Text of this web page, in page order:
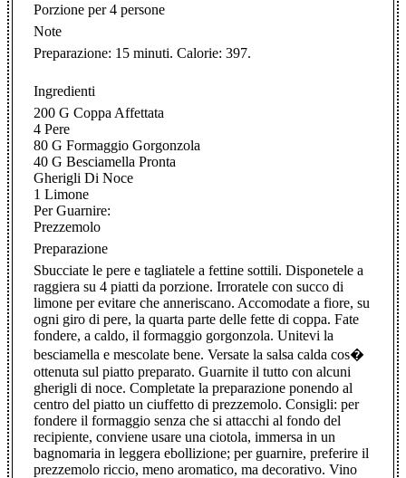
Porzione per 4 persone
Note
Preparazione: 15 minuti. Calorie: 397.
Ingredienti
200 G Coppa Affettata
4 Pere
80 G Formaggio Gorgonzola
40 G Besciamella Pronta
Gherigli Di Noce
1 Limone
Per Guarnire:
Prezzemolo
Preparazione
Sbucciate le pere e tagliatele a fettine sottili. Disponetele a
raggiera su 4 piatti da porzione. Irroratele con succo di
limone per evitare che anneriscano. Accomodate a fiore, su
ogni giro di pere, la quarta parte delle fette di coppa. Fate
fondere, a caldo, il formaggio gorgonzola. Unitevi la
besciamella e mescolate bene. Versate la salsa calda cos�
ottenuta sul piatto preparato. Guarnite il tutto con alcuni
gherigli di noce. Completate la preparazione ponendo al
centro del piatto un ciuffetto di prezzemolo. Consigli: per
fondere il formaggio senza che si attacchi al fondo del
recipiente, conviene usare una ciotola, immersa in un
bagnomaria in leggera ebollizione; per guarnire, preferire il
prezzemolo riccio, meno aromatico, ma decorativo. Vino